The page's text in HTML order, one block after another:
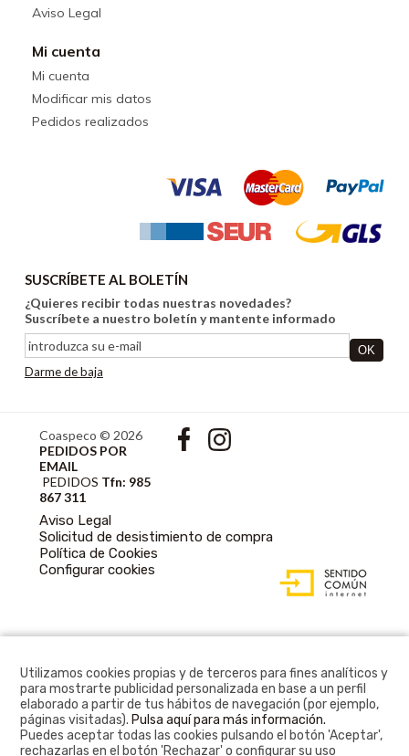
Aviso Legal
Mi cuenta
Mi cuenta
Modificar mis datos
Pedidos realizados
SUSCRÍBETE AL BOLETÍN
¿Quieres recibir todas nuestras novedades?
Suscríbete a nuestro boletín y mantente informado
Darme de baja
Coaspeco © 2026
PEDIDOS POR
EMAIL
PEDIDOS Tfn: 985
867 311
Aviso Legal
Solicitud de desistimiento de compra
Política de Cookies
Configurar cookies
ACCESIBLE CON
GESTOR DE
CONTENIDOS
Utilizamos cookies propias y de terceros para fines analíticos y
para mostrarte publicidad personalizada en base a un perfil
elaborado a partir de tus hábitos de navegación (por ejemplo,
páginas visitadas). Pulsa aquí para más información.
Puedes aceptar todas las cookies pulsando el botón 'Aceptar',
rechazarlas en el botón 'Rechazar' o configurar su uso